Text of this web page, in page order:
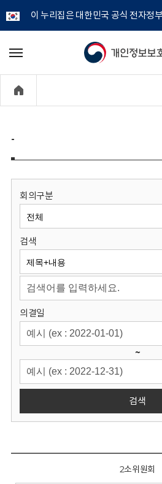
이 누리집은 대한민국 공식 전자정
개
정
보
원
회
메
기
-
회의구분
검색
의결일
~
검색
2소위원회